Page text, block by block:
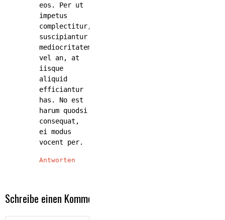
eos. Per ut
impetus
complectitur,
suscipiantur
mediocritatem
vel an, at
iisque
aliquid
efficiantur
has. No est
harum quodsi
consequat,
ei modus
vocent per.
Antworten
Schreibe einen Kommentar